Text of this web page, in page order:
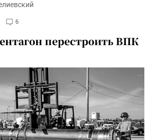
6
перестроить ВПК